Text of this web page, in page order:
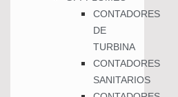
CONTADORES
DE
TURBINA
CONTADORES
SANITARIOS